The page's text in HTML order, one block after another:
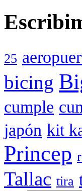
25
bicing
cumple
japón kit
Princep
Tallac tira